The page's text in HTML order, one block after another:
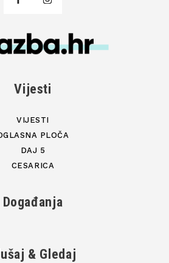
Vijesti
VIJESTI
PLOČA
DAJ 5
CESARICA
Događanja
& Gledaj